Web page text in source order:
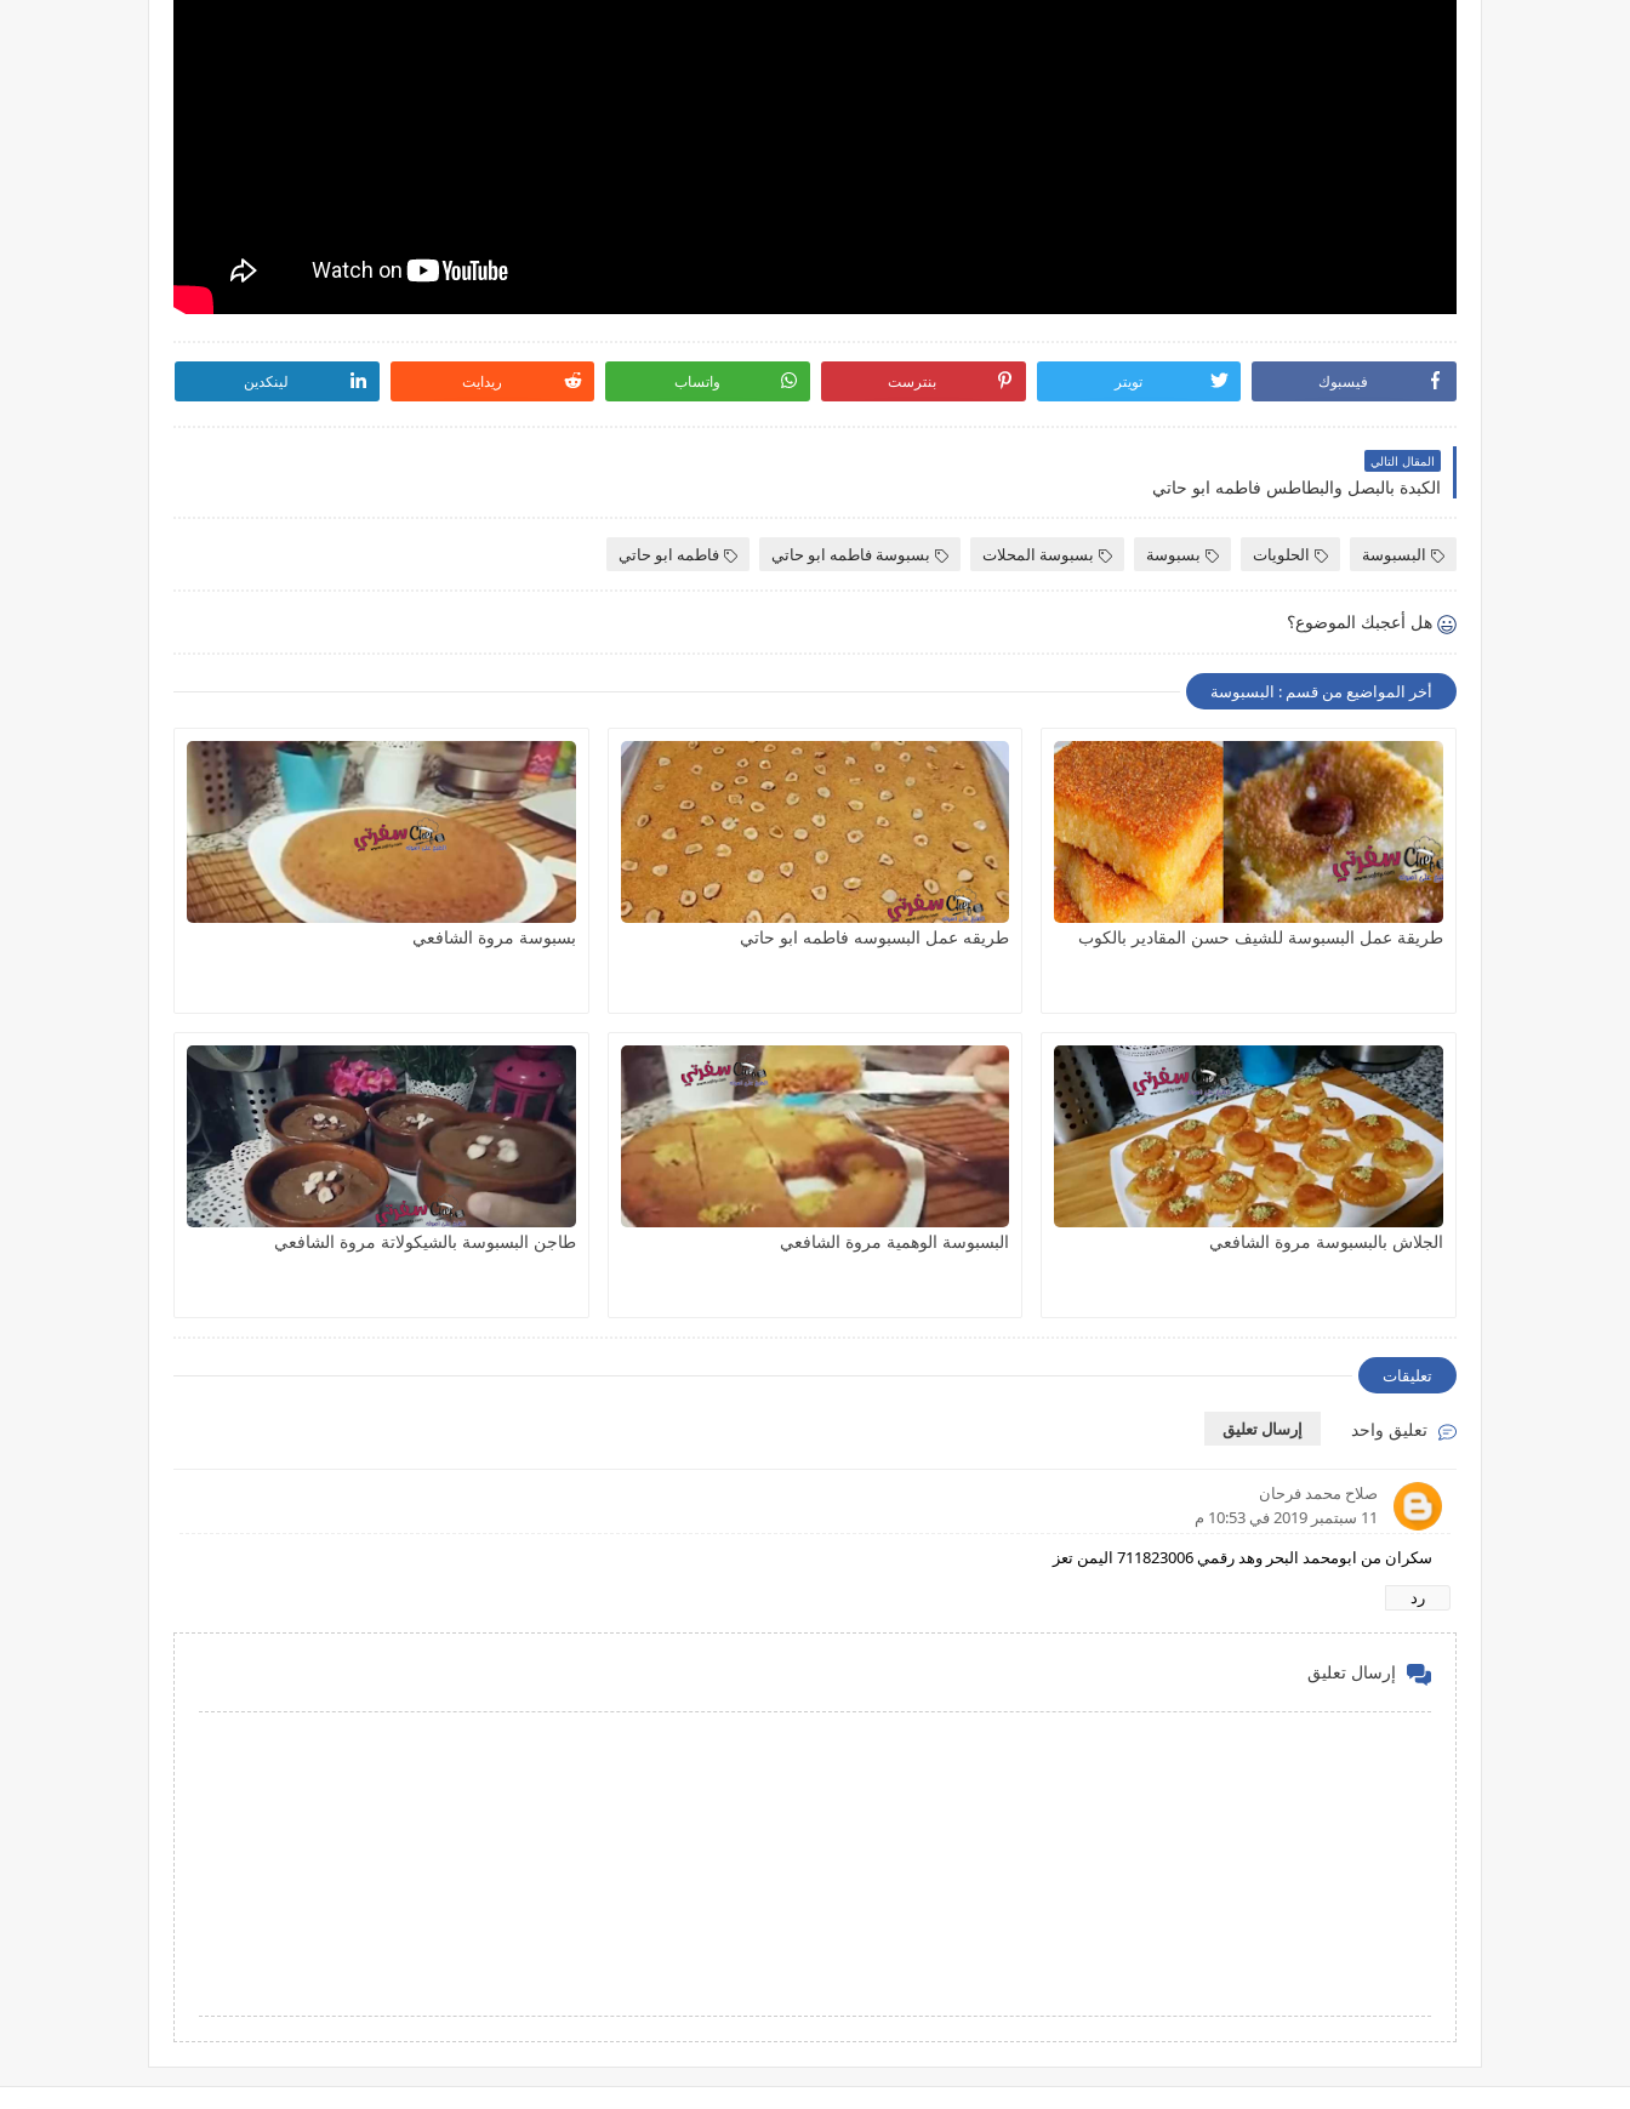
فيسبوك تويتر بنترست واتساب ريدايت لينكدين
المقال التالي
الكبدة بالبصل والبطاطس فاطمه ابو حاتي
البسبوسة الحلويات بسبوسة بسبوسة المحلات بسبوسة فاطمه ابو حاتي فاطمه ابو حاتي
هل أعجبك الموضوع؟
أخر المواضيع من قسم : البسبوسة
طريقة عمل البسبوسة للشيف حسن المقادير بالكوب طريقه عمل البسبوسه فاطمه ابو حاتي بسبوسة مروة الشافعي
الجلاش بالبسبوسة مروة الشافعي البسبوسة الوهمية مروة الشافعي طاجن البسبوسة بالشيكولاتة مروة الشافعي
تعليقات
تعليق واحد إرسال تعليق
صلاح محمد فرحان
11 سبتمبر 2019 في 10:53 م
سكران من ابومحمد البحر وهد رقمي 711823006 اليمن تعز
رد
إرسال تعليق